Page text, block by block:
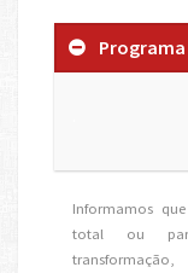
Informamos
total ou